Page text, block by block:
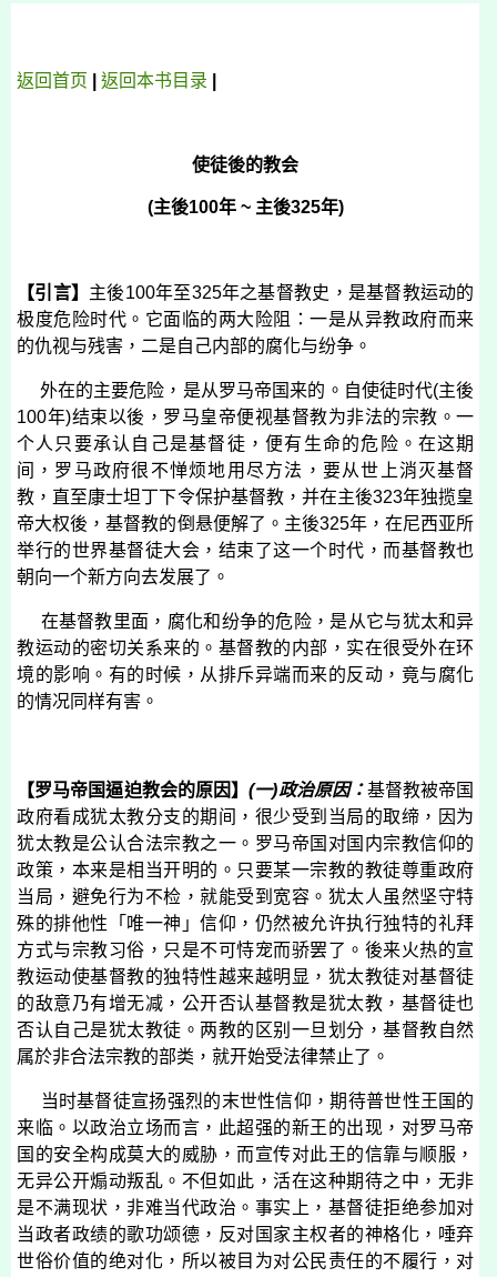
返回首页 返回本书目录
使徒後的教会
(主後100年~ 主後325年)
【引言】 主後100年至325年之基督教史，是基督教运动的
极度危险时代。它面临的两大险阻：一是从异教政府而来
的仇视与残害，二是自己内部的腐化与纷争。
外在的主要危险，是从罗马帝国来的。自使徒时代(主後
100年)结束以後，罗马皇帝便视基督教为非法的宗教。一
个人只要承认自己是基督徒，便有生命的危险。在这期
间，罗马政府很不惮烦地用尽方法，要从世上消灭基督
教，直至康士坦丁下令保护基督教，并在主後323年独揽皇
帝大权後，基督教的倒悬便解了。主後325年，在尼西亚所
举行的世界基督徒大会，结束了这一个时代，而基督教也
朝向一个新方向去发展了。
在基督教里面，腐化和纷争的危险，是从它与犹太和异
教运动的密切关系来的。基督教的内部，实在很受外在环
境的影响。有的时候，从排斥异端而来的反动，竟与腐化
的情况同样有害。
【罗马帝国逼迫教会的原因】(一)政治原因：基督教被帝国
政府看成犹太教分支的期间，很少受到当局的取缔，因为
犹太教是公认合法宗教之一。罗马帝国对国内宗教信仰的
政策，本来是相当开明的。只要某一宗教的教徒尊重政府
当局，避免行为不检，就能受到宽容。犹太人虽然坚守特
殊的排他性「唯一神」信仰，仍然被允许执行独特的礼拜
方式与宗教习俗，只是不可恃宠而骄罢了。後来火热的宣
教运动使基督教的独特性越来越明显，犹太教徒对基督徒
的敌意乃有增无减，公开否认基督教是犹太教，基督徒也
否认自己是犹太教徒。两教的区别一旦划分，基督教自然
属於非合法宗教的部类，就开始受法律禁止了。
当时基督徒宣扬强烈的末世性信仰，期待普世性王国的
来临。以政治立场而言，此超强的新王的出现，对罗马帝
国的安全构成莫大的威胁，而宣传对此王的信靠与顺服，
无异公开煽动叛乱。不但如此，活在这种期待之中，无非
是不满现状，非难当代政治。事实上，基督徒拒绝参加对
当政者政绩的歌功颂德，反对国家主权者的神格化，唾弃
世俗价值的绝对化，所以被目为对公民责任的不履行，对